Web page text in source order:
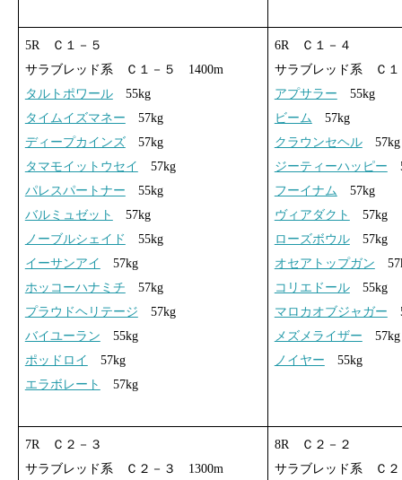
5R Ｃ１－５
サラブレッド系 Ｃ１－５ 1400m
タルトポワール55kg
タイムイズマネー 57kg
ディープカインズ57kg
タマモイットウセイ
57kg
パレスパートナー 55kg
バルミュゼット
57kg
ノーブルシェイド
55kg
イーサンアイ
57kg
ホッコーハナミチ 57kg
プラウドヘリテージ 57kg
バイユーラン 55kg
ポッドロイ
57kg
エラボレート
57kg
6R Ｃ１－４
サラブレッド系 Ｃ
アプサラー 55kg
ビーム 57kg
クラウンセヘル57kg
ジーティーハッピー
フーイナム 57kg
ヴィアダクト
57kg
ローズボウル57kg
オセアトップガン
コリエドール55kg
マロカオブジャガー
メズメライザー 57kg
ノイヤー 55kg
7R Ｃ２－３
サラブレッド系 Ｃ２－３ 1300m
8R Ｃ２－２
サラブレッド系 Ｃ